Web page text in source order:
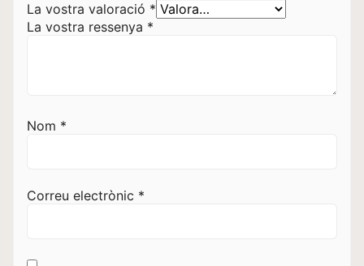
La vostra valoració *
La vostra ressenya *
Nom *
Correu electrònic *